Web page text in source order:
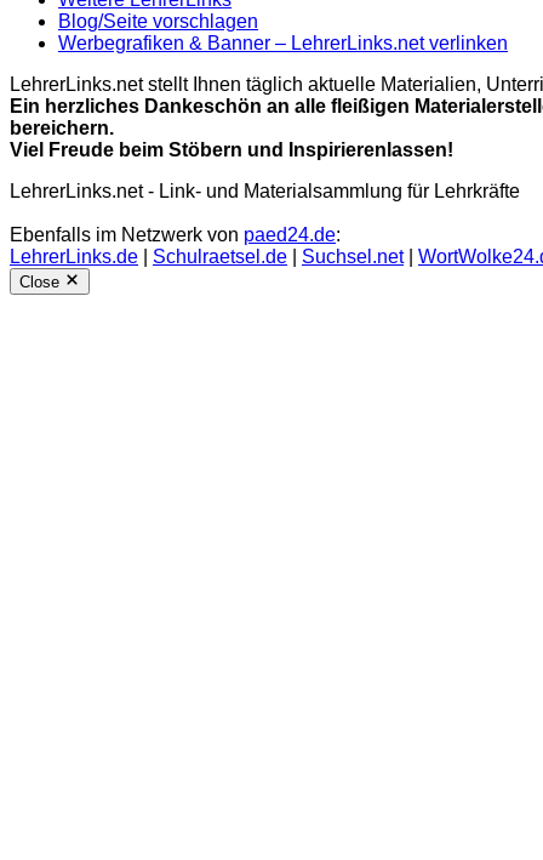
Blog/Seite vorschlagen
Werbegrafiken & Banner – LehrerLinks.net verlinken
LehrerLinks.net stellt Ihnen täglich aktuelle Materialien,
Ein herzliches Dankeschön an alle fleißigen
bereichern.
Viel Freude beim Stöbern und Inspirierenlassen!
LehrerLinks.net - Link- und Materialsammlung für Lehrkräfte
Ebenfalls im Netzwerk von paed24.de:
LehrerLinks.de
Schulraetsel.de Suchsel.net|
Close